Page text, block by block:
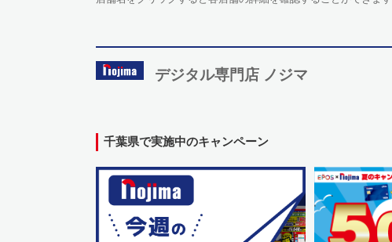
デジタル専門店 ノジマ
千葉県で実施中のキャンペーン